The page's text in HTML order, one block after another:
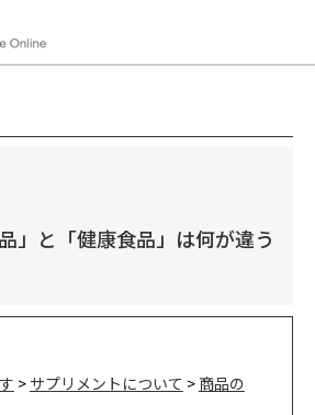
」と「健康食品」は何が違う
> サプリメントについて > 商品の